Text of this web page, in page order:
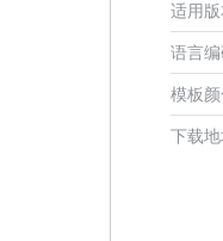
适用
语言编
模板
下载